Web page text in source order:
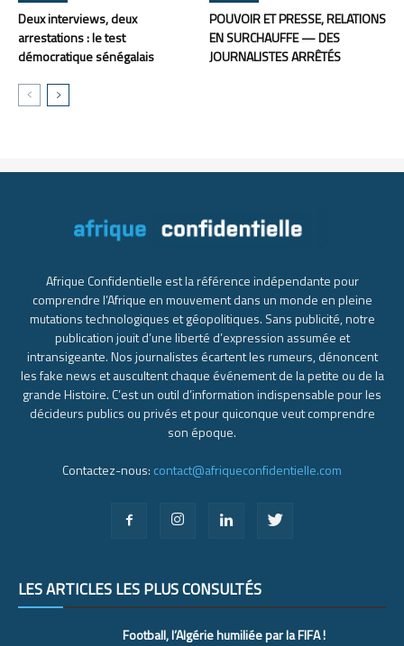
Deux interviews, deux
arrestations : le test
démocratique sénégalais
POUVOIR ET PRESSE, RELATIONS
EN SURCHAUFFE — DES
JOURNALISTES ARRÊTÉS
Afrique Confidentielle est la référence indépendante pour
comprendre l’Afrique en mouvement dans un monde en pleine
mutations technologiques et géopolitiques. Sans publicité, notre
publication jouit d’une liberté d’expression assumée et
intransigeante. Nos journalistes écartent les rumeurs, dénoncent
les fake news et auscultent chaque événement de la petite ou de la
grande Histoire. C’est un outil d’information indispensable pour les
décideurs publics ou privés et pour quiconque veut comprendre
son époque.
Contactez-nous: contact@afriqueconfidentielle.com
LES ARTICLES LES PLUS CONSULTÉS
Football, l’Algérie humiliée par la FIFA !